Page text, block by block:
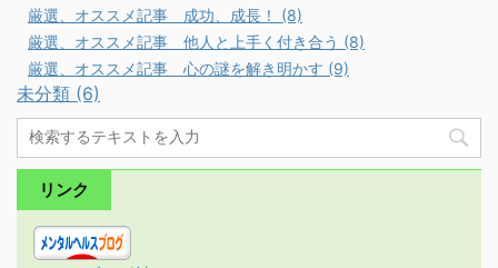
厳選、オススメ記事 成功、成長！ (8)
厳選、オススメ記事 他人と上手く付き合う (8)
厳選、オススメ記事 心の謎を解き明かす (9)
未分類 (6)
リンク